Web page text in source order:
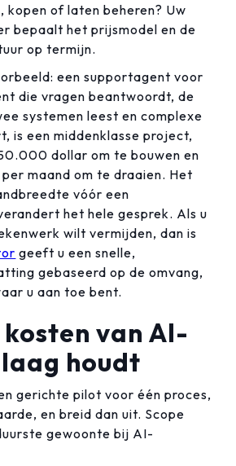
kopen of laten beheren? Uw
bepaalt het prijsmodel en de
op termijn.
een supportagent voor
die vragen beantwoordt, de
systemen leest en complexe
is een middenklasse project,
dollar om te bouwen en
maand om te draaien. Het
vóór een
het hele gesprek. Als u
wilt vermijden, dan is
geeft u een snelle,
gebaseerd op de omvang,
u aan toe bent.
kosten van AI-
houdt
gerichte pilot voor één proces,
en breid dan uit. Scope
gewoonte bij AI-